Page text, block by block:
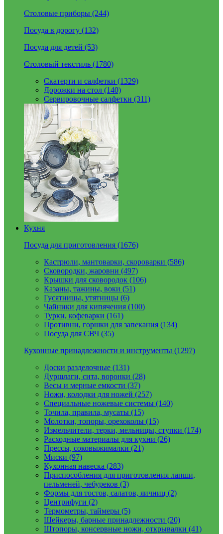
Столовые приборы (244)
Посуда в дорогу (132)
Посуда для детей (53)
Столовый текстиль (1780)
Скатерти и салфетки (1329)
Дорожки на стол (140)
Сервировочные салфетки (311)
Кухня
Посуда для приготовления (1676)
Кастрюли, мантоварки, скороварки (586)
Сковородки, жаровни (497)
Крышки для сковородок (106)
Казаны, тажины, воки (51)
Гусятницы, утятницы (6)
Чайники для кипячения (100)
Турки, кофеварки (161)
Противни, горшки для запекания (134)
Посуда для СВЧ (35)
Кухонные принадлежности и инструменты (1297)
Доски разделочные (131)
Дуршлаги, сита, воронки (28)
Весы и мерные емкости (37)
Ножи, колодки для ножей (257)
Специальные ножевые системы (140)
Точила, правила, мусаты (15)
Молотки, топоры, орехоколы (15)
Измельчители, терки, мельницы, ступки (174)
Расходные материалы для кухни (26)
Прессы, соковыжималки (21)
Миски (97)
Кухонная навеска (283)
Приспособления для приготовления лапши,
пельменей, чебуреков (3)
Формы для тостов, салатов, яичниц (2)
Центрифуги (2)
Термометры, таймеры (5)
Шейкеры, барные принадлежности (20)
Штопоры, консервные ножи, открывалки (41)